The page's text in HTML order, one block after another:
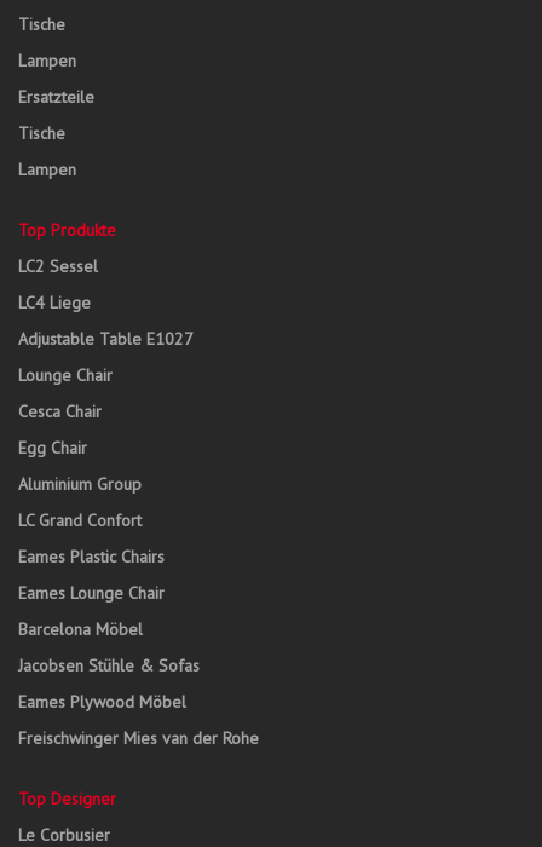
Tische
Lampen
Ersatzteile
Tische
Lampen
Top Produkte
LC2 Sessel
LC4 Liege
Adjustable Table E1027
Lounge Chair
Cesca Chair
Egg Chair
Aluminium Group
LC Grand Confort
Eames Plastic Chairs
Eames Lounge Chair
Barcelona Möbel
Jacobsen Stühle & Sofas
Eames Plywood Möbel
Freischwinger Mies van der Rohe
Top Designer
Le Corbusier